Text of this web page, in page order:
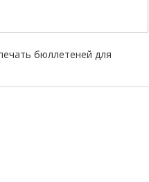
бюллетеней для